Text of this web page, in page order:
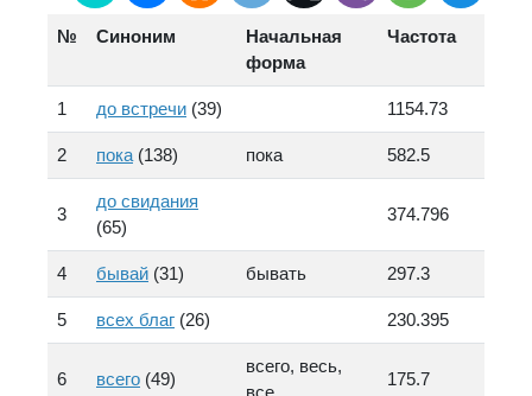
№ Синоним
Начальная
форма
Частота
1 до встречи (39) 1154.73
2 пока (138) пока 582.5
3
до свидания
(65)
374.796
4 бывай (31) бывать 297.3
5 всех благ (26) 230.395
6 всего (49)
всего, весь,
все
175.7